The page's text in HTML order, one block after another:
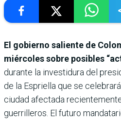
El gobierno saliente de
miércoles sobre posibles
durante la investidura del
de la Espriella que se
ciudad afectada
guerrilleros. El futuro